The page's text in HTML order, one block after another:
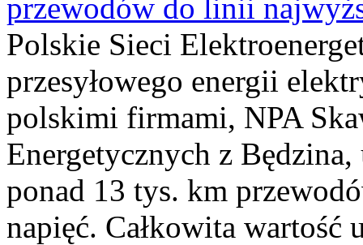
przewodów do linii
Polskie Sieci
przesyłowego energii
polskimi firmami, NPA
Energetycznych z
ponad 13 tys. km
napięć. Całkowita